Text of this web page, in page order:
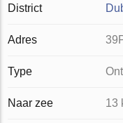
District
Adres
Type
Naar zee 13